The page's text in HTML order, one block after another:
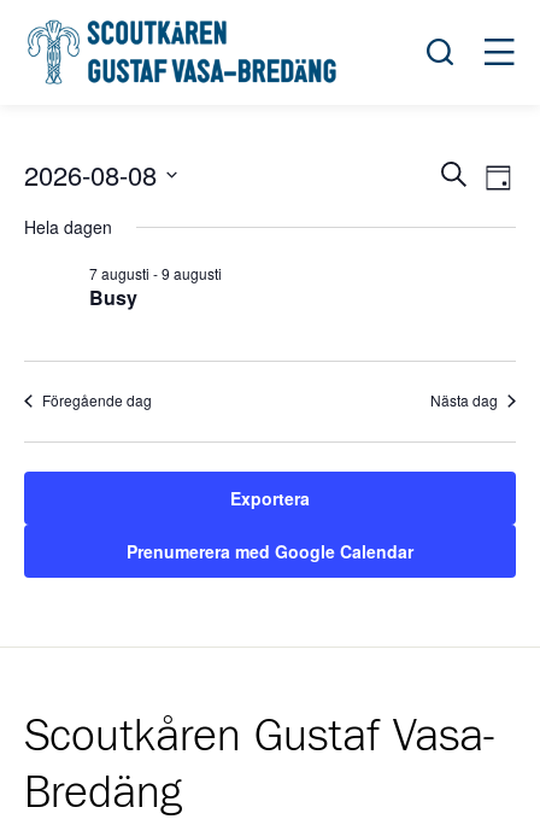
Öppna
Sök Day
2026-08-08
Hela dagen
Busy
7 augusti -9 augusti
Föregående dag Nästa dag
Exportera
Prenumerera med Google Calendar
Scoutkåren Gustaf Vasa-
Bredäng